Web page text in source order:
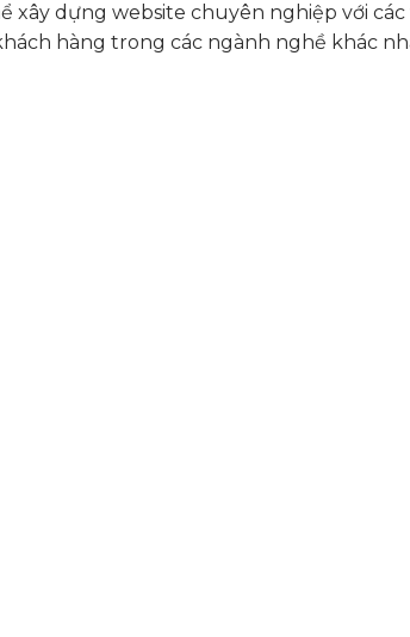
xây dựng website chuyên nghiệp với
hàng trong các ngành nghề khác